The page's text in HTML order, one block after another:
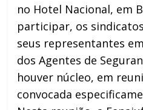
no Hotel Nacional, em
participar, os
seus representantes
dos Agentes de
houver núcleo, em
convocada